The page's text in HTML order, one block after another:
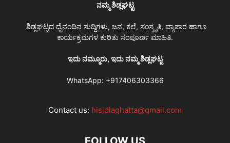
ನಮ್ಮ ಶಿಡ್ಲಘಟ್ಟ
ಶಿಡ್ಲಘಟ್ಟದ ದೈನಂದಿನ ಸುದ್ದಿಗಳು, ಜನ, ಕಲೆ, ಸಂಸ್ಕೃತಿ, ವ್ಯಾಪಾರ ಹಾಗೂ
ಕಾರ್ಯಕ್ರಮಗಳ ಕುರಿತು ಸಂಪೂರ್ಣ ಮಾಹಿತಿ.
ಇದು ನಮ್ಮೂರು, ಇದು ನಮ್ಮ ಶಿಡ್ಲಘಟ್ಟ
WhatsApp: +917406303366
Contact us: hisidlaghatta@gmail.com